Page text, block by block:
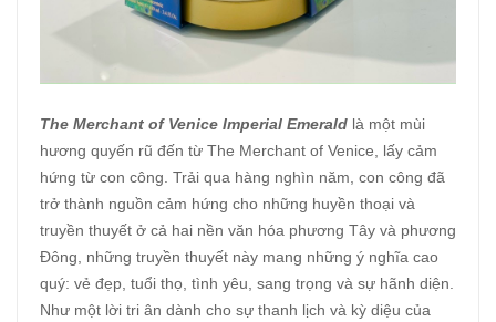
The Merchant of Venice Imperial Emerald là một mùi
hương quyến rũ đến từ The Merchant of Venice, lấy cảm
hứng từ con công. Trải qua hàng nghìn năm, con công đã
trở thành nguồn cảm hứng cho những huyền thoại và
truyền thuyết ở cả hai nền văn hóa phương Tây và phương
Đông, những truyền thuyết này mang những ý nghĩa cao
quý: vẻ đẹp, tuổi thọ, tình yêu, sang trọng và sự hãnh diện.
Như một lời tri ân dành cho sự thanh lịch và kỳ diệu của